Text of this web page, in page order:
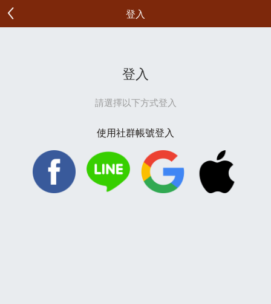
登入
登入
請選擇以下方式登入
使用社群帳號登入